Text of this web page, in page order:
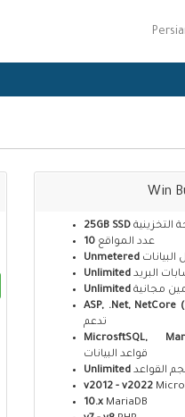
Win
25GB SSD التخزينية
10 عدد المواقع
Unmetered
Unlimited البريد
Unlimited مجانية
ASP, .Net, NetCore
تدعم
MicrosftSQL,
قواعد البيانات
Unlimited القواعد
v2012 - v2022
10.x MariaDB